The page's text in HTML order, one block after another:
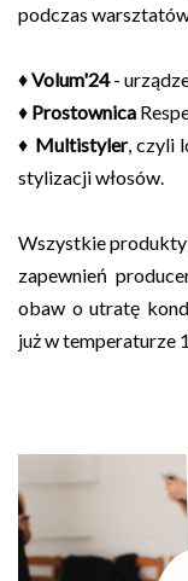
podczas
♦Volum'24-
♦ Prostownica
♦ Multistyler, czyli
stylizacji włosów.
Wszystkie produkty
zapewnień
obaw o utratę
już w temperaturze